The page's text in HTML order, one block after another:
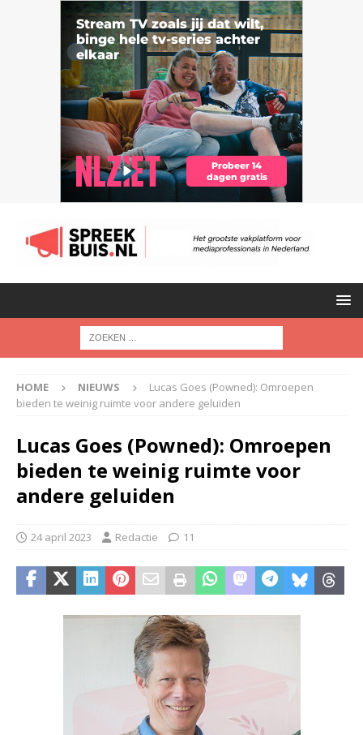
HOME NIEUWS
Lucas Goes (Powned): Omroepen
bieden te weinig ruimte voor andere geluiden
Lucas Goes (Powned): Omroepen
bieden te weinig ruimte voor
andere geluiden
24 april 2023 Redactie 11